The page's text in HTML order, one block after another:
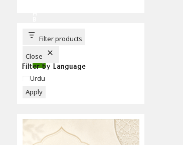
T
T
Filter products
Close
Filter by Language
Language
Urdu
Apply